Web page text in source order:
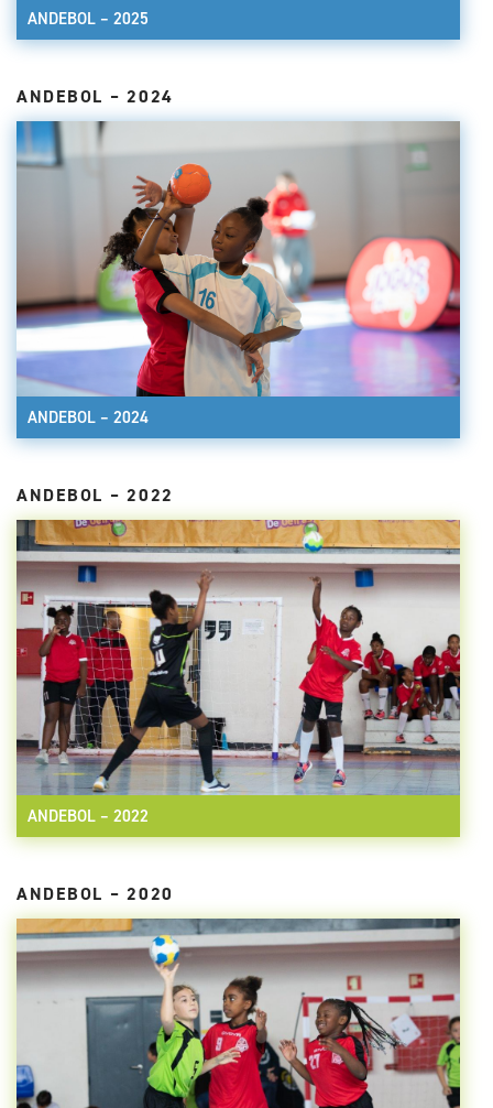
ANDEBOL – 2025
ANDEBOL – 2024
ANDEBOL – 2024
ANDEBOL – 2022
ANDEBOL – 2022
ANDEBOL – 2020